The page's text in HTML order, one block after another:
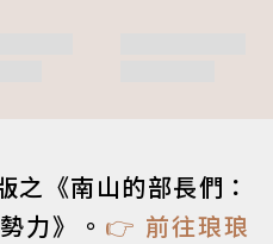
《南山的部長們：
力》。 👉 前往琅琅